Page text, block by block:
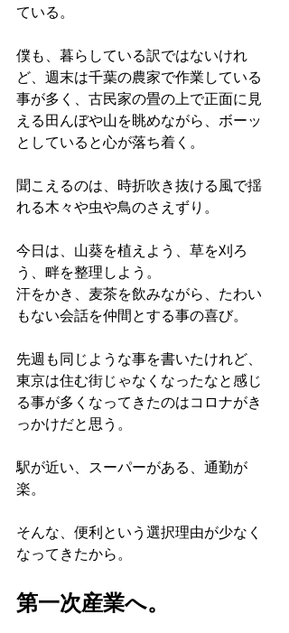
ている。
僕も、暮らしている訳ではないけれ
ど、週末は千葉の農家で作業している
事が多く、古民家の畳の上で正面に見
える田んぼや山を眺めながら、ボーッ
としていると心が落ち着く。
聞こえるのは、時折吹き抜ける風で揺
れる木々や虫や鳥のさえずり。
今日は、山葵を植えよう、草を刈ろ
う、畔を整理しよう。
汗をかき、麦茶を飲みながら、たわい
もない会話を仲間とする事の喜び。
先週も同じような事を書いたけれど、
東京は住む街じゃなくなったなと感じ
る事が多くなってきたのはコロナがき
っかけだと思う。
駅が近い、スーパーがある、通勤が
楽。
そんな、便利という選択理由が少なく
なってきたから。
第一次産業へ。